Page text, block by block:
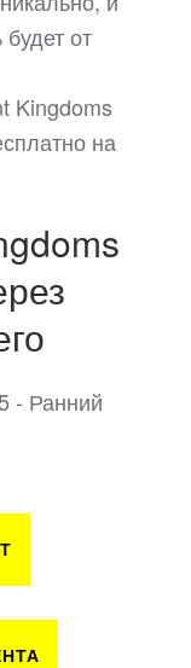
от
Kingdoms
на
- Ранний